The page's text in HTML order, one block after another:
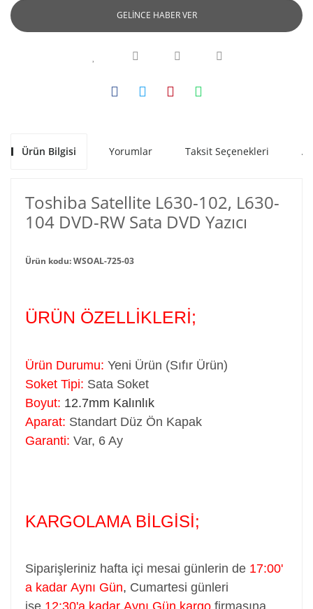
GELİNCE HABER VER
Ürün Bilgisi Yorumlar Taksit Seçenekleri
Toshiba Satellite L630-102, L630-
104 DVD-RW Sata DVD Yazıcı
Ürün kodu: WSOAL-725-03
ÜRÜN ÖZELLİKLERİ;
Ürün Durumu: Yeni Ürün (Sıfır Ürün)
Soket Tipi: Sata Soket
Boyut: 12.7mm Kalınlık
Aparat: Standart Düz Ön Kapak
Garanti: Var, 6 Ay
KARGOLAMA BİLGİSİ;
Siparişleriniz hafta içi mesai günlerin de 17:00'
a kadar Aynı Gün, Cumartesi günleri
ise 12:30'a kadar Aynı Gün kargo firmasına